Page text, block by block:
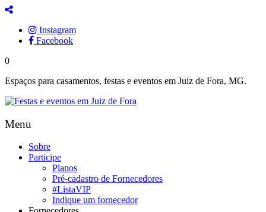
Instagram
Facebook
0
Espaços para casamentos, festas e eventos em Juiz de Fora, MG.
Menu
Sobre
Participe
Planos
Pré-cadastro de Fornecedores
#ListaVIP
Indique um fornecedor